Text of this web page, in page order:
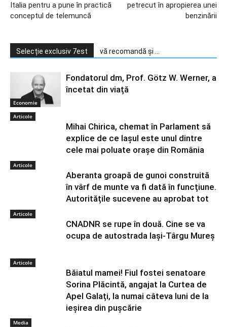
Italia pentru a pune în practică
conceptul de telemuncă
petrecut în apropierea unei
benzinării
Selecție exclusiv 7est vă recomandă și ...
Economie
Fondatorul dm, Prof. Götz W. Werner, a
încetat din viață
Articole
Mihai Chirica, chemat în Parlament să
explice de ce Iașul este unul dintre
cele mai poluate orașe din România
Articole
Aberanta groapă de gunoi construită
în vârf de munte va fi dată în funcțiune.
Autoritățile sucevene au aprobat tot
Articole
CNADNR se rupe în două. Cine se va
ocupa de autostrada Iași-Târgu Mureș
Articole
Băiatul mamei! Fiul fostei senatoare
Sorina Plăcintă, angajat la Curtea de
Apel Galați, la numai câteva luni de la
ieșirea din pușcărie
Media